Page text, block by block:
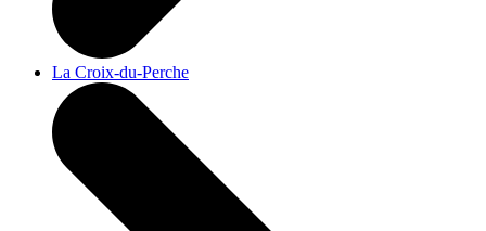
La Croix-du-Perche